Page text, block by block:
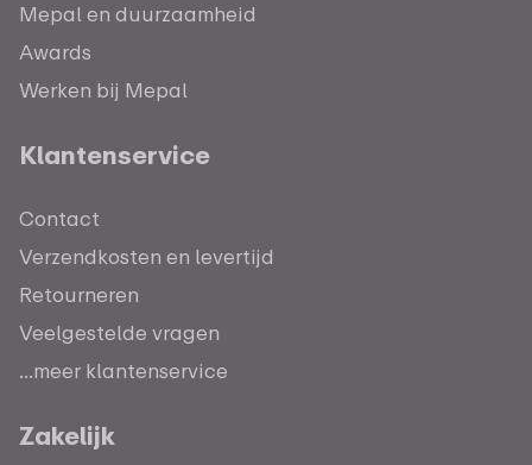
Mepal en duurzaamheid
Awards
Werken bij Mepal
Klantenservice
Contact
Verzendkosten en levertijd
Retourneren
Veelgestelde vragen
...meer klantenservice
Zakelijk